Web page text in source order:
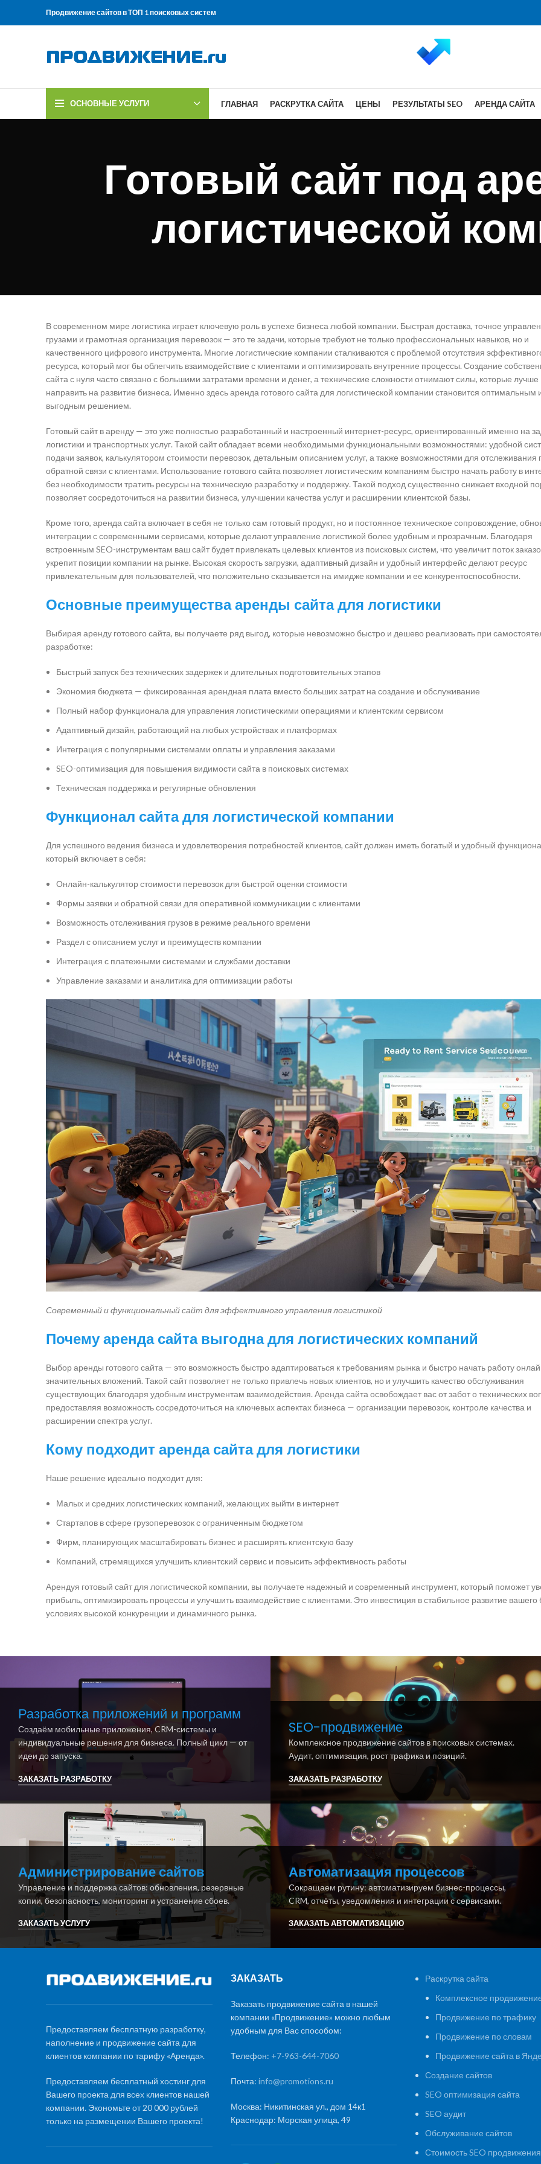
Продвижение сайтов в ТОП 1 поисковых систем
ОСНОВНЫЕ УСЛУГИ ГЛАВНАЯ РАСКРУТКА САЙТА ЦЕНЫ РЕЗУЛЬТАТЫ SEO АРЕНДА САЙТА
Готовый сайт под
логистической
В современном мире логистика играет ключевую роль в успехе бизнеса любой компании. Быстрая доставка, точное
грузами и грамотная организация перевозок — это те задачи, которые требуют не только профессиональных навыков, но и
качественного цифрового инструмента. Многие логистические компании сталкиваются с проблемой отсутствия
ресурса, который мог бы облегчить взаимодействие с клиентами и оптимизировать внутренние процессы. Создание
сайта с нуля часто связано с большими затратами времени и денег, а технические сложности отнимают силы, которые лучше
направить на развитие бизнеса. Именно здесь аренда готового сайта для логистической компании становится оптимальным
выгодным решением.
Готовый сайт в аренду — это уже полностью разработанный и настроенный интернет-ресурс, ориентированный именно на
логистики и транспортных услуг. Такой сайт обладает всеми необходимыми функциональными возможностями: удобной
подачи заявок, калькулятором стоимости перевозок, детальным описанием услуг, а также возможностями для отслеживания
обратной связи с клиентами. Использование готового сайта позволяет логистическим компаниям быстро начать работу в
без необходимости тратить ресурсы на техническую разработку и поддержку. Такой подход существенно снижает входной
позволяет сосредоточиться на развитии бизнеса, улучшении качества услуг и расширении клиентской базы.
Кроме того, аренда сайта включает в себя не только сам готовый продукт, но и постоянное техническое сопровождение,
интеграции с современными сервисами, которые делают управление логистикой более удобным и прозрачным. Благодаря
встроенным SEO-инструментам ваш сайт будет привлекать целевых клиентов из поисковых систем, что увеличит поток
укрепит позиции компании на рынке. Высокая скорость загрузки, адаптивный дизайн и удобный интерфейс делают ресурс
привлекательным для пользователей, что положительно сказывается на имидже компании и ее конкурентоспособности.
Основные преимущества аренды сайта для логистики
Выбирая аренду готового сайта, вы получаете ряд выгод, которые невозможно быстро и дешево реализовать при
разработке:
Быстрый запуск без технических задержек и длительных подготовительных этапов
Экономия бюджета — фиксированная арендная плата вместо больших затрат на создание и обслуживание
Полный набор функционала для управления логистическими операциями и клиентским сервисом
Адаптивный дизайн, работающий на любых устройствах и платформах
Интеграция с популярными системами оплаты и управления заказами
SEO-оптимизация для повышения видимости сайта в поисковых системах
Техническая поддержка и регулярные обновления
Функционал сайта для логистической компании
Для успешного ведения бизнеса и удовлетворения потребностей клиентов, сайт должен иметь богатый и удобный
который включает в себя:
Онлайн-калькулятор стоимости перевозок для быстрой оценки стоимости
Формы заявки и обратной связи для оперативной коммуникации с клиентами
Возможность отслеживания грузов в режиме реального времени
Раздел с описанием услуг и преимуществ компании
Интеграция с платежными системами и службами доставки
Управление заказами и аналитика для оптимизации работы
Современный и функциональный сайт для эффективного управления логистикой
Почему аренда сайта выгодна для логистических компаний
Выбор аренды готового сайта — это возможность быстро адаптироваться к требованиям рынка и быстро начать работу
значительных вложений. Такой сайт позволяет не только привлечь новых клиентов, но и улучшить качество обслуживания
существующих благодаря удобным инструментам взаимодействия. Аренда сайта освобождает вас от забот о технических
предоставляя возможность сосредоточиться на ключевых аспектах бизнеса — организации перевозок, контроле качества и
расширении спектра услуг.
Кому подходит аренда сайта для логистики
Наше решение идеально подходит для:
Малых и средних логистических компаний, желающих выйти в интернет
Стартапов в сфере грузоперевозок с ограниченным бюджетом
Фирм, планирующих масштабировать бизнес и расширять клиентскую базу
Компаний, стремящихся улучшить клиентский сервис и повысить эффективность работы
Арендуя готовый сайт для логистической компании, вы получаете надежный и современный инструмент, который поможет
прибыль, оптимизировать процессы и улучшить взаимодействие с клиентами. Это инвестиция в стабильное развитие вашего
условиях высокой конкуренции и динамичного рынка.
Разработка приложений и программ
Создаём мобильные приложения, CRM-системы и
индивидуальные решения для бизнеса. Полный цикл — от
идеи до запуска.
ЗАКАЗАТЬ РАЗРАБОТКУ
SEO-продвижение
Комплексное продвижение сайтов в поисковых системах.
Аудит, оптимизация, рост трафика и позиций.
ЗАКАЗАТЬ РАЗРАБОТКУ
Администрирование сайтов
Управление и поддержка сайтов: обновления, резервные
копии, безопасность, мониторинг и устранение сбоев.
ЗАКАЗАТЬ УСЛУГУ
Автоматизация процессов
Сокращаем рутину: автоматизируем бизнес-процессы,
CRM, отчёты, уведомления и интеграции с сервисами.
ЗАКАЗАТЬ АВТОМАТИЗАЦИЮ
Предоставляем бесплатную разработку,
наполнение и продвижение сайта для
клиентов компании по тарифу «Аренда».
Предоставляем бесплатный хостинг для
Вашего проекта для всех клиентов нашей
компании. Экономьте от 20 000 рублей
только на размещении Вашего проекта!
ЗАКАЗАТЬ
Заказать продвижение сайта в нашей
компании «Продвижение» можно любым
удобным для Вас способом:
Телефон: +7-963-644-7060
Почта: info@promotions.ru
Москва: Никитинская ул., дом 14к1
Краснодар: Морская улица, 49
Раскрутка сайта
Комплексное
Продвижение по трафику
Продвижение по словам
Продвижение сайта в
Создание сайтов
SEO оптимизация сайта
SEO аудит
Обслуживание сайтов
Стоимость SEO продвижения